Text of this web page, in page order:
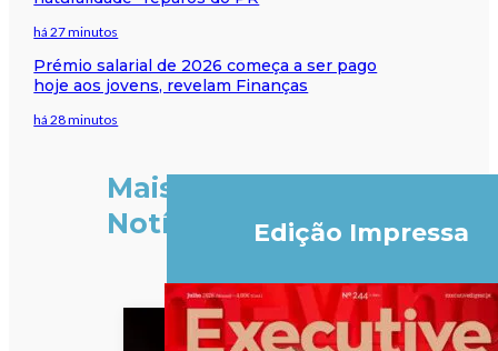
há 27 minutos
Prémio salarial de 2026 começa a ser pago
hoje aos jovens, revelam Finanças
há 28 minutos
Mais
Notícias
Edição Impressa